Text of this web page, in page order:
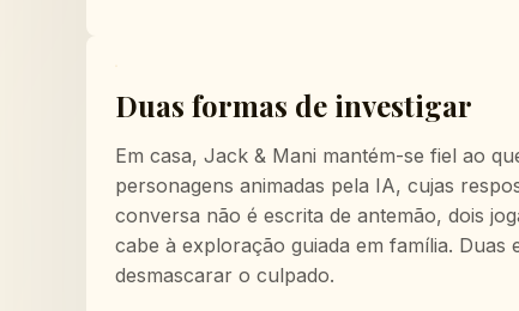
Duas formas de investigar
Em casa, Jack & Mani mantém-se fiel ao
personagens animadas pela IA, cujas
conversa não é escrita de antemão, dois
cabe à exploração guiada em família.
desmascarar o culpado.